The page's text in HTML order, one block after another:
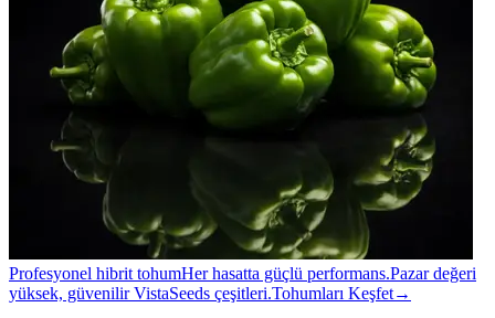
Profesyonel hibrit tohumHer hasatta güçlü performans.Pazar değeri
yüksek, güvenilir VistaSeeds çeşitleri.Tohumları Keşfet→